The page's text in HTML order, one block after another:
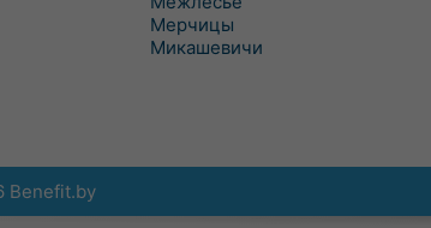
Мерчицы
Микашевичи
Benefit.by